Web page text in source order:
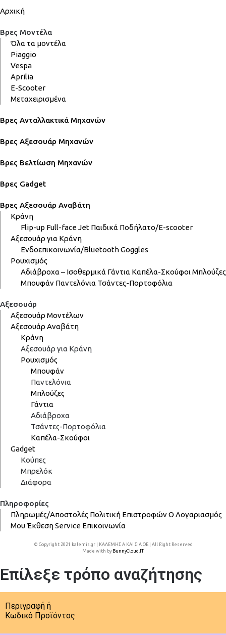
Αρχική
Βρες Μοντέλα
Όλα τα μοντέλα
Piaggio
Vespa
Aprilia
E-Scooter
Μεταχειρισμένα
Βρες Ανταλλακτικά Μηχανών
Βρες Αξεσουάρ Μηχανών
Βρες Βελτίωση Μηχανών
Βρες Gadget
Βρες Αξεσουάρ Αναβάτη
Κράνη
Flip-up Full-faceJet Παιδικά Ποδήλατο/E-scooter
Αξεσουάρ για Κράνη
Ενδοεπικοινωνία/BluetoothGoggles
Ρουχισμός
Αδιάβροχα – Ισοθερμικά Γάντια Καπέλα-Σκούφοι Μπλούζες
Μπουφάν Παντελόνια Τσάντες-Πορτοφόλια
Αξεσουάρ
Αξεσουάρ Μοντέλων
Αξεσουάρ Αναβάτη
Κράνη
Αξεσουάρ για Κράνη
Ρουχισμός
Μπουφάν
Παντελόνια
Μπλούζες
Γάντια
Αδιάβροχα
Τσάντες-Πορτοφόλια
Καπέλα-Σκούφοι
Gadget
Κούπες
Μπρελόκ
Διάφορα
Πληροφορίες
Πληρωμές/Αποστολές Πολιτική ΕπιστροφώνΟ Λογαριασμός
ΜουΈκθεσηService Επικοινωνία
© Copyright 2021 kalemis.gr | ΚΑΛΕΜΗΣ Α ΚΑΙ ΣΙΑ ΟΕ | All Right Reserved
Made with by BunnyCloud.IT
Επίλεξε τρόπο αναζήτησης
Περιγραφή ή
Κωδικό Προϊόντος